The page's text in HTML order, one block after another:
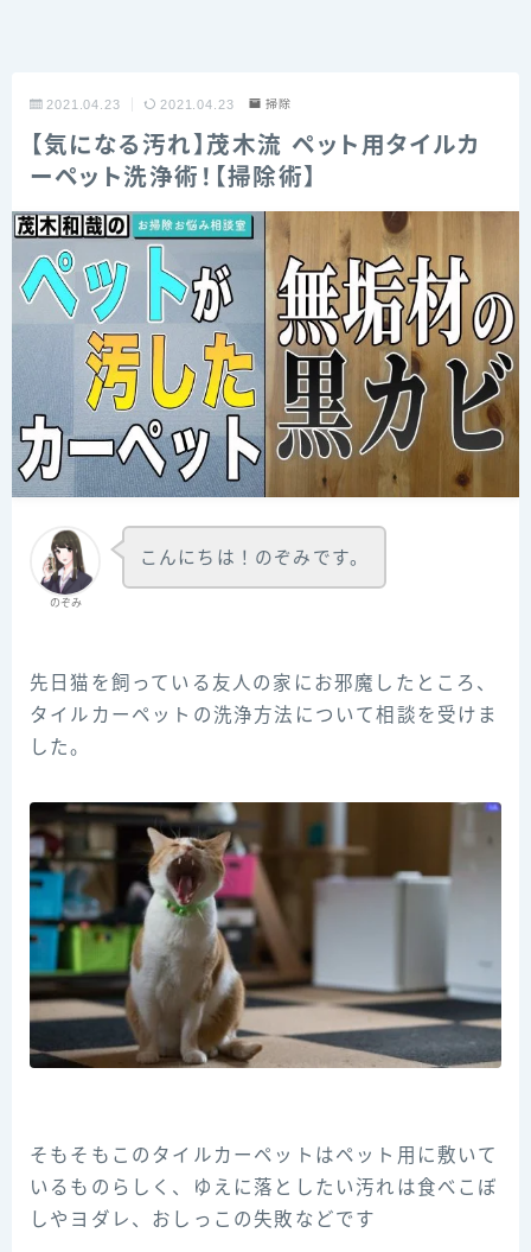
2021.04.23 2021.04.23 掃除
【気になる汚れ】茂木流 ペット用タイルカ
ーペット洗浄術！【掃除術】
のぞみ
こんにちは！のぞみです。
先日猫を飼っている友人の家にお邪魔したところ、
タイルカーペットの洗浄方法について相談を受けま
した。
そもそもこのタイルカーペットはペット用に敷いて
いるものらしく、ゆえに落としたい汚れは食べこぼ
しやヨダレ、おしっこの失敗などです